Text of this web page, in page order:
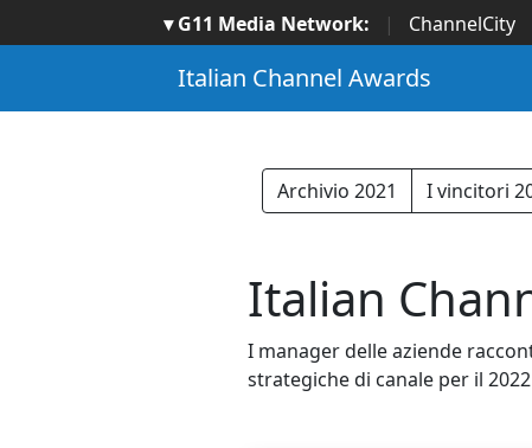
▾ G11 Media Network: | ChannelCity
Italian Channel Awards
Archivio 2021 I vincitori
Italian
I manager delle aziende
strategiche di canale per il 2022